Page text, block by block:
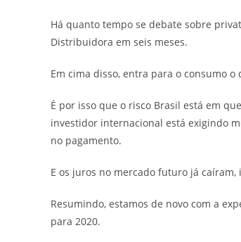
Há quanto tempo se debate sobre
Distribuidora em seis meses.
Em cima disso, entra para o consumo o
É por isso que o risco Brasil está em
investidor internacional está exigindo
no pagamento.
E os juros no mercado futuro já
Resumindo, estamos de novo com a
para 2020.